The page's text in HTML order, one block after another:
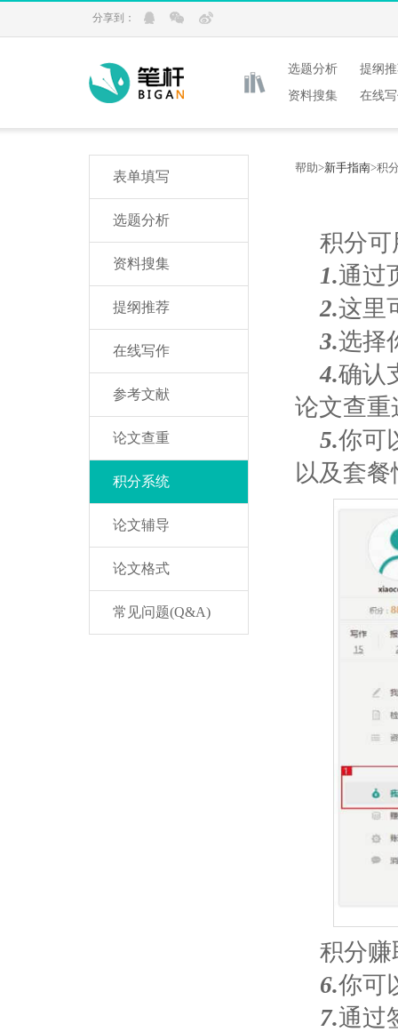
分享到：
选题分析
提纲
资料搜集
在线
表单填写
选题分析
资料搜集
提纲推荐
在线写作
参考文献
论文查重
积分系统
论文辅导
论文格式
常见问题(Q&A)
帮助>新手指南>积
积分
1.通过
2.这里
3.选择
4.确认
论文查重
5.你可
以及套
积分赚
6.你可
7.通过